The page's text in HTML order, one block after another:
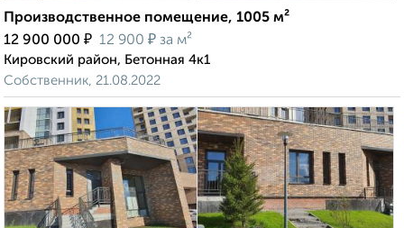
Производственное помещение, 1005 м²
12 900 000 ₽ 12 900 ₽ за м²
Кировский район, Бетонная 4к1
Собственник, 21.08.2022